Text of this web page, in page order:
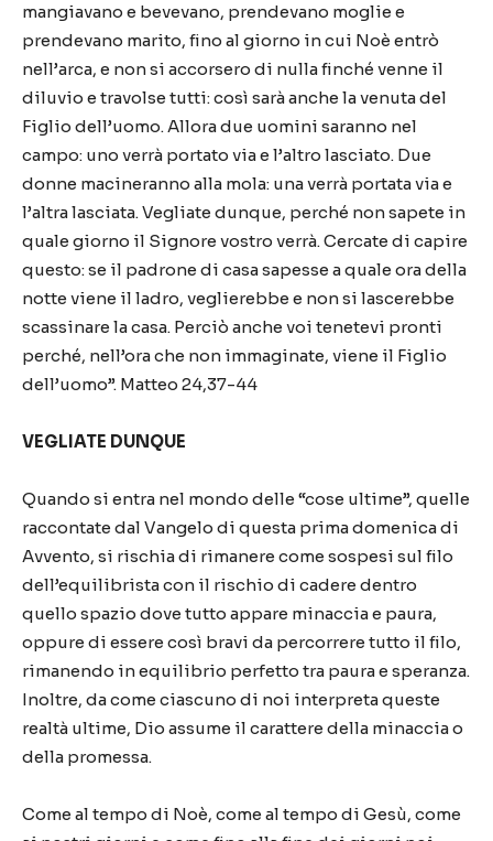
mangiavano e bevevano, prendevano moglie e
prendevano marito, fino al giorno in cui Noè entrò
nell’arca, e non si accorsero di nulla finché venne il
diluvio e travolse tutti: così sarà anche la venuta del
Figlio dell’uomo. Allora due uomini saranno nel
campo: uno verrà portato via e l’altro lasciato. Due
donne macineranno alla mola: una verrà portata via e
l’altra lasciata. Vegliate dunque, perché non sapete in
quale giorno il Signore vostro verrà. Cercate di capire
questo: se il padrone di casa sapesse a quale ora della
notte viene il ladro, veglierebbe e non si lascerebbe
scassinare la casa. Perciò anche voi tenetevi pronti
perché, nell’ora che non immaginate, viene il Figlio
dell’uomo”. Matteo 24,37-44
VEGLIATE DUNQUE
Quando si entra nel mondo delle “cose ultime”, quelle
raccontate dal Vangelo di questa prima domenica di
Avvento, si rischia di rimanere come sospesi sul filo
dell’equilibrista con il rischio di cadere dentro
quello spazio dove tutto appare minaccia e paura,
oppure di essere così bravi da percorrere tutto il filo,
rimanendo in equilibrio perfetto tra paura e speranza.
Inoltre, da come ciascuno di noi interpreta queste
realtà ultime, Dio assume il carattere della minaccia o
della promessa.
Come al tempo di Noè, come al tempo di Gesù, come